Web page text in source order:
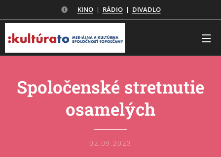
KINO| RÁDIO| DIVADLO
Spoločenské stretnutie
osamelých
02.09.2023